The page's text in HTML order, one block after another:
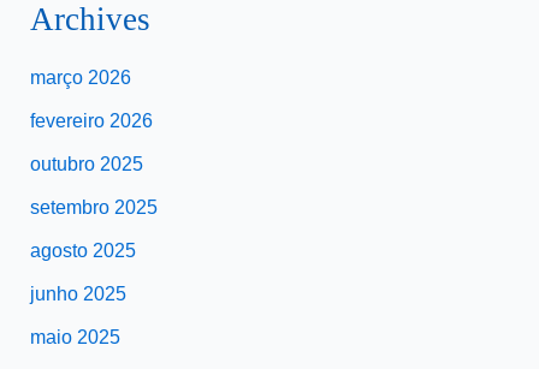
Archives
março 2026
fevereiro 2026
outubro 2025
setembro 2025
agosto 2025
junho 2025
maio 2025